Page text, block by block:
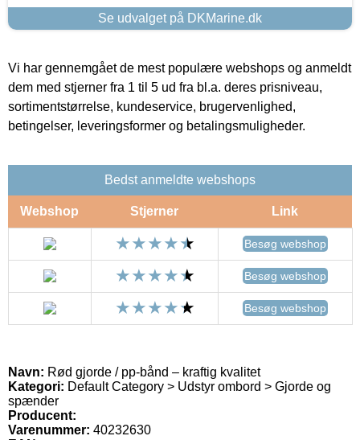
Se udvalget på DKMarine.dk
Vi har gennemgået de mest populære webshops og anmeldt
dem med stjerner fra 1 til 5 ud fra bl.a. deres prisniveau,
sortimentstørrelse, kundeservice, brugervenlighed,
betingelser, leveringsformer og betalingsmuligheder.
Bedst anmeldte webshops
Webshop Stjerner Link
Besøg webshop
Besøg webshop
Besøg webshop
Navn: Rød gjorde / pp-bånd – kraftig kvalitet
Kategori: Default Category > Udstyr ombord > Gjorde og
spænder
Producent:
Varenummer: 40232630